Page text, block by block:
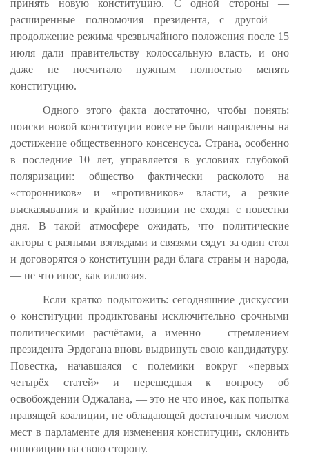
принять новую конституцию. С одной стороны —
расширенные полномочия президента, с другой —
продолжение режима чрезвычайного положения после 15
июля дали правительству колоссальную власть, и оно
даже не посчитало нужным полностью менять
конституцию.
Одного этого факта достаточно, чтобы понять:
поиски новой конституции вовсе не были направлены на
достижение общественного консенсуса. Страна, особенно
в последние 10 лет, управляется в условиях глубокой
поляризации: общество фактически расколото на
«сторонников» и «противников» власти, а резкие
высказывания и крайние позиции не сходят с повестки
дня. В такой атмосфере ожидать, что политические
акторы с разными взглядами и связями сядут за один стол
и договорятся о конституции ради блага страны и народа,
— не что иное, как иллюзия.
Если кратко подытожить: сегодняшние дискуссии
о конституции продиктованы исключительно срочными
политическими расчётами, а именно — стремлением
президента Эрдогана вновь выдвинуть свою кандидатуру.
Повестка, начавшаяся с полемики вокруг «первых
четырёх статей» и перешедшая к вопросу об
освобождении Оджалана, — это не что иное, как попытка
правящей коалиции, не обладающей достаточным числом
мест в парламенте для изменения конституции, склонить
оппозицию на свою сторону.